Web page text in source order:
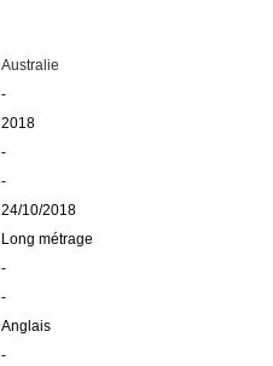
Australie
-
2018
-
-
24/10/2018
Long métrage
-
-
Anglais
-